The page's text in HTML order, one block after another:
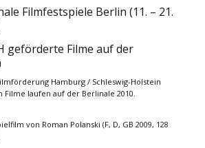
Filmfestspiele Berlin (11. – 21.
geförderte Filme auf der
Hamburg / Schleswig-Holstein
Filme laufen auf der Berlinale 2010.
von Roman Polanski (F, D, GB 2009, 128